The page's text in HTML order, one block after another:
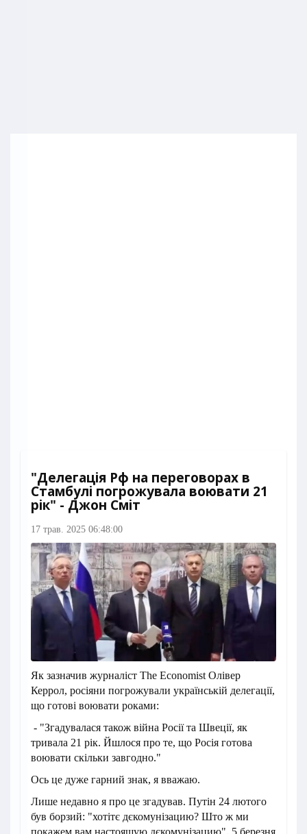
"Делегація Рф на переговорах в
Стамбулі погрожувала воювати 21
рік" - Джон Сміт
17 трав. 2025 06:48:00
Як зазначив журналіст The Economist Олівер
Керрол, росіяни погрожували українській делегації,
що готові воювати роками:
- "Згадувалася також війна Росії та Швеції, як
тривала 21 рік. Йшлося про те, що Росія готова
воювати скільки завгодно."
Ось це дуже гарний знак, я вважаю.
Лише недавно я про це згадував. Путін 24 лютого
був борзий: "хотітє дєкомунізацию? Што ж ми